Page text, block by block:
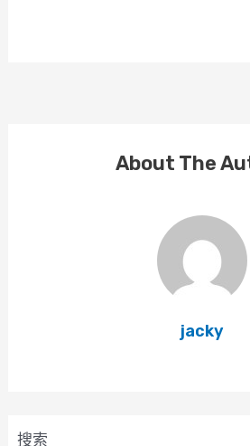
About The
jacky
搜索